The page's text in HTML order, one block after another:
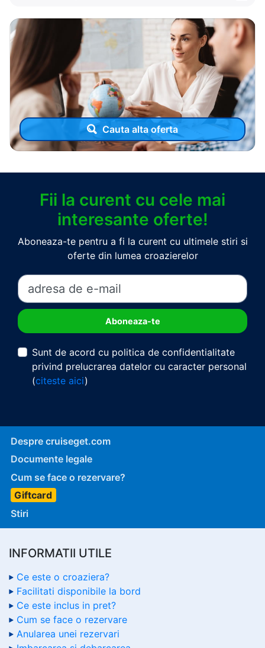
Cauta alta oferta
Fii la curent cu cele mai
interesante oferte!
Aboneaza-te pentru a fi la curent cu ultimele stiri si
oferte din lumea croazierelor
Sunt de acord cu politica de confidentialitate
privind prelucrarea datelor cu caracter personal
(citeste aici)
Despre cruiseget.com
Documente legale
Cum se face o rezervare?
Giftcard
Stiri
INFORMATII UTILE
Ce este o croaziera?
Facilitati disponibile la bord
Ce este inclus in pret?
Cum se face o rezervare
Anularea unei rezervari